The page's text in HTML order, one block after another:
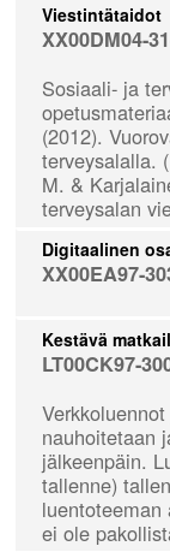
Viestintätaidot
XX00DM04-
Sosiaali- ja
(2012).
terveysalalla.
M. &
terveysalan
Digitaalinen
XX00EA97-
Kestävä
LT00CK97-
nauhoitetaan
jälkeenpäin.
tallenne)
ei ole